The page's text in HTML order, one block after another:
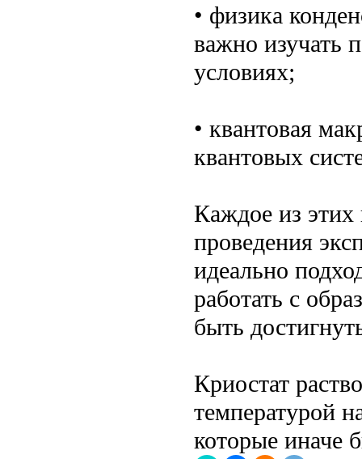
• физика
важно изучать
условиях;
• квантовая
квантовых
Каждое из этих
проведения
идеально
работать с
быть
Криостат
температурой
которые иначе